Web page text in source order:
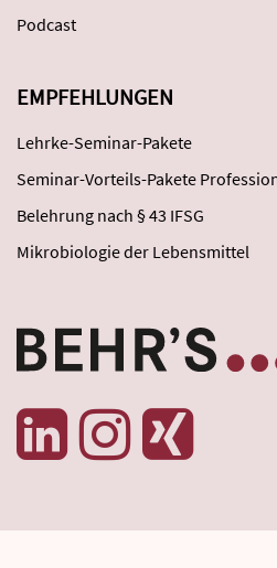
Podcast
EMPFEHLUNGEN
Lehrke-Seminar-Pakete
Seminar-Vorteils-Pakete
Belehrung nach § 43 IFSG
Mikrobiologie der Lebensmittel